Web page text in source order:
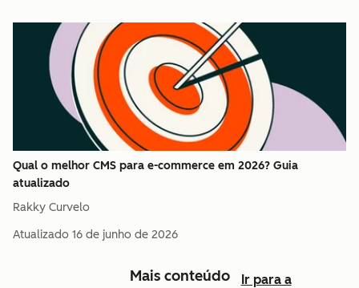
Qual o melhor CMS para e-commerce em 2026? Guia
atualizado
Rakky Curvelo
Atualizado 16 de junho de 2026
Mais conteúdo Ir para a